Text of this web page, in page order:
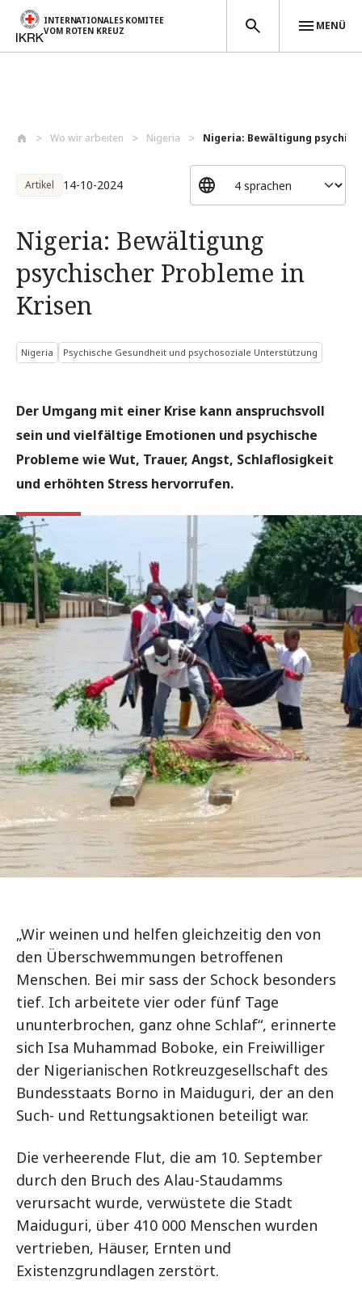
INTERNATIONALES KOMITEE
VOM ROTEN KREUZ
MENÜ
Wo wir arbeiten Nigeria Nigeria: Bewältigung
Artikel 14-10-2024
Nigeria: Bewältigung
psychischer Probleme in
Krisen
Nigeria Psychische Gesundheit und psychosoziale Unterstützung
Der Umgang mit einer Krise kann anspruchsvoll
sein und vielfältige Emotionen und psychische
Probleme wie Wut, Trauer, Angst, Schlaflosigkeit
und erhöhten Stress hervorrufen.
„Wir weinen und helfen gleichzeitig den von
den Überschwemmungen betroffenen
Menschen. Bei mir sass der Schock besonders
tief. Ich arbeitete vier oder fünf Tage
ununterbrochen, ganz ohne Schlaf“, erinnerte
sich Isa Muhammad Boboke, ein Freiwilliger
der Nigerianischen Rotkreuzgesellschaft des
Bundesstaats Borno in Maiduguri, der an den
Such- und Rettungsaktionen beteiligt war.
Die verheerende Flut, die am 10. September
durch den Bruch des Alau-Staudamms
verursacht wurde, verwüstete die Stadt
Maiduguri, über 410 000 Menschen wurden
vertrieben, Häuser, Ernten und
Existenzgrundlagen zerstört.